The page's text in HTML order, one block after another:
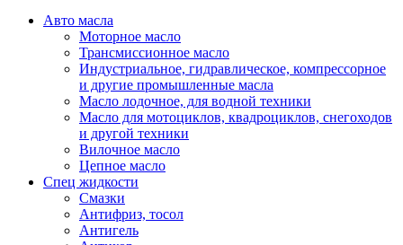
Авто масла
Моторное масло
Трансмиссионное масло
Индустриальное, гидравлическое, компрессорное
и другие промышленные масла
Масло лодочное, для водной техники
Масло для мотоциклов, квадроциклов, снегоходов
и другой техники
Вилочное масло
Цепное масло
Спец жидкости
Смазки
Антифриз, тосол
Антигель